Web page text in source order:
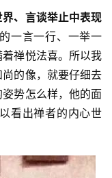
、言谈举止中表现
一言一行、一举一
禅悦法喜。所以我
的像，就要仔细去
势怎么样，他的面
看出禅者的内心世